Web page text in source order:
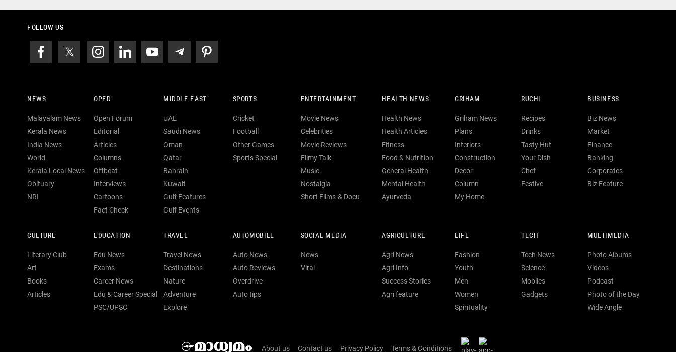
FOLLOW US
NEWS
Malayalam News
Kerala News
India News
World
Kerala Local News
Obituary
NRI
OPED
Open Forum
Editorial
Articles
Columns
Offbeat
Interviews
Cartoons
Fact Check
MIDDLE EAST
UAE
Saudi News
Oman
Qatar
Bahrain
Kuwait
Gulf Features
Gulf Events
SPORTS
Cricket
Football
Other Games
Sports Special
ENTERTAINMENT
Movie News
Celebrities
Movie Reviews
Filmy Talk
Music
Nostalgia
Short Films & Docu
HEALTH NEWS
Health News
Health Articles
Fitness
Food & Nutrition
General Health
Mental Health
Ayurveda
GRIHAM
Griham News
Plans
Interiors
Construction
Decor
Column
My Home
RUCHI
Recipes
Drinks
Tasty Hut
Your Dish
Chef
Festive
BUSINESS
Biz News
Market
Finance
Banking
Corporates
Biz Feature
CULTURE
Literary Club
Art
Books
Articles
EDUCATION
Edu News
Exams
Career News
Edu & Career Special
PSC/UPSC
TRAVEL
Travel News
Destinations
Nature
Adventure
Explore
AUTOMOBILE
Auto News
Auto Reviews
Overdrive
Auto tips
SOCIAL MEDIA
News
Viral
AGRICULTURE
Agri News
Agri Info
Success Stories
Agri feature
LIFE
Fashion
Youth
Men
Women
Spirituality
TECH
Tech News
Science
Mobiles
Gadgets
MULTIMEDIA
Photo Albums
Videos
Podcast
Photo of the Day
Wide Angle
About us Contact us Privacy Policy Terms & Conditions